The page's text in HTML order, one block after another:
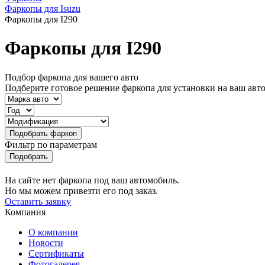
Фаркопы для Isuzu
Фаркопы для I290
Фаркопы для I290
Подбор фаркопа для вашего авто
Подберите готовое решение фаркопа для установки на ваш
Фильтр по параметрам
На сайте нет фаркопа под ваш автомобиль.
Но мы можем привезти его под заказ.
Оставить заявку
Компания
О компании
Новости
Сертификаты